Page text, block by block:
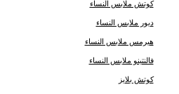
كوتش ملابس النساء
ديور ملابس النساء
هيرمس ملابس النساء
فالنتينو ملابس النساء
كوتش بلايز